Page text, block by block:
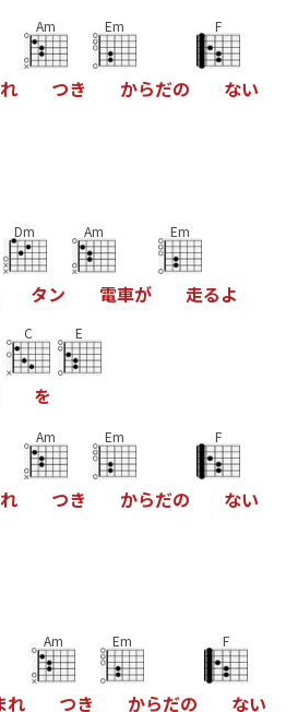
れ
Am
つき
Em
からだの
F
ない
Dm
タン
Am
電車が
Em
走るよ
C
を
E
れ
Am
つき
Em
からだの
F
ない
れ
Am
つき
Em
からだの
F
ない